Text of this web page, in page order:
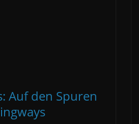
Auf den Spuren